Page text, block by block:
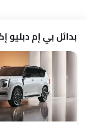
بدائل بي إم دبليو إكس 5